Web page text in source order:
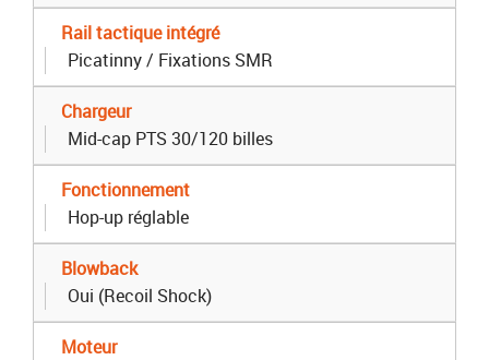
Rail tactique intégré
Picatinny / Fixations SMR
Chargeur
Mid-cap PTS 30/120 billes
Fonctionnement
Hop-up réglable
Blowback
Oui (Recoil Shock)
Moteur